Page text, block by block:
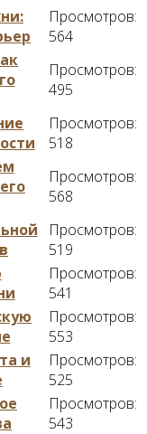
Просмотров:
564
Просмотров:
495
Просмотров:
518
Просмотров:
568
Просмотров:
519
Просмотров:
541
Просмотров:
553
и
Просмотров:
525
Просмотров:
543